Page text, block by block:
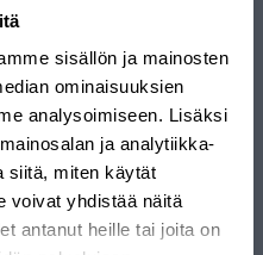
sisällön ja mainosten
ominaisuuksien
analysoimiseen. Lisäksi
ja analytiikka-
siitä, miten käytät
voivat yhdistää näitä
antanut heille tai joita on
€